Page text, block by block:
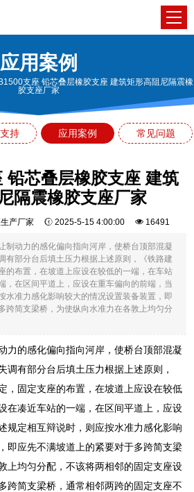
应用案例
支座 铅芯叠层橡胶支座 建筑矩形高阻尼隔震橡
胶支座厂家
持 应用案例 常见问题
铅芯叠层橡胶支座 建筑
隔震橡胶支座厂家
生产厂家 2025-5-15 4:00:00 16491
制动力的感化偏向指向河岸，使桥台顶部混凝
有部分台后填土压力根据上述原则，《铁路建
的布置，在坡道上应设在较低的一端，在车站
，在区间平道上，应设在重车偏向的前端，当
水准力感化影响较大的情况设置装备装置，即
跨简支梁桥，为使纵向水准力在各敦上均匀分
力的感化偏向指向河岸，使桥台顶部混凝
调有部分台后填土压力根据上述原则，
，固定支座的布置，在坡道上应设在较低
在凑近车站的一端，在区间平道上，应设
规定相互辩说时，则应按水准力感化影响
即应先不满坡道上的紧要对于多跨简支梁
上均匀分配，不该将两相邻的固定支座设
跨简支梁桥，通常相邻两跨的固定支座不